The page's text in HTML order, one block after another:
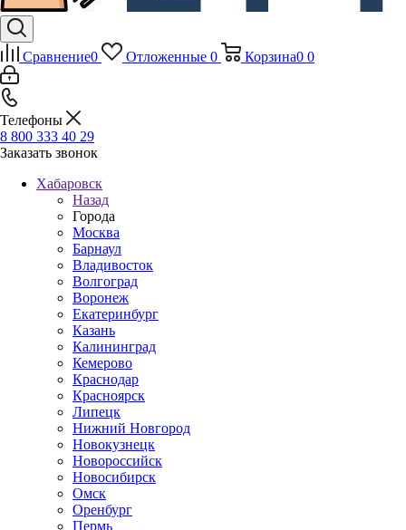
Сравнение0 Отложенные 0 Корзина0 0
Телефоны
8 800 333 40 29
Заказать звонок
Хабаровск
Назад
Города
Москва
Барнаул
Владивосток
Волгоград
Воронеж
Екатеринбург
Казань
Калининград
Кемерово
Краснодар
Красноярск
Липецк
Нижний Новгород
Новокузнецк
Новороссийск
Новосибирск
Омск
Оренбург
Пермь